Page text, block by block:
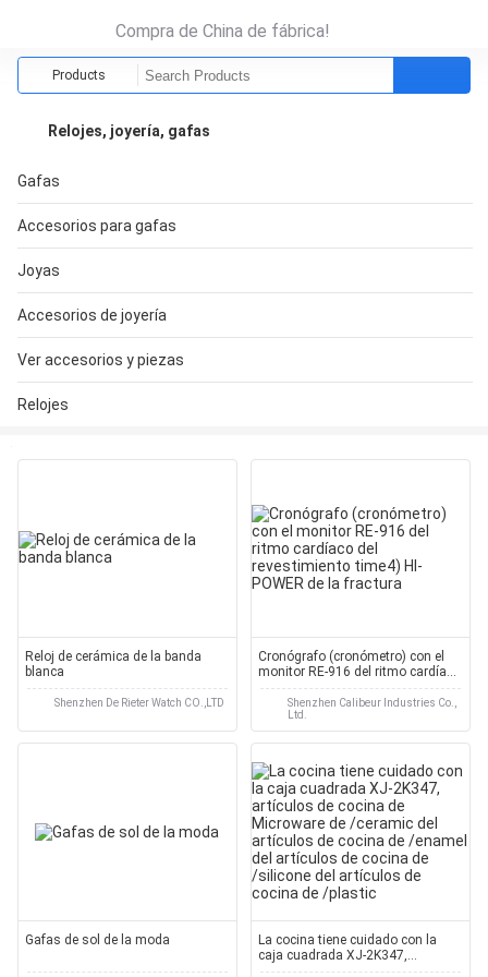
Compra de China de fábrica!
Products
Relojes, joyería, gafas
Gafas
Accesorios para gafas
Joyas
Accesorios de joyería
Ver accesorios y piezas
Relojes
Reloj de cerámica de la banda
blanca
Shenzhen De Rieter Watch CO.,LTD
Cronógrafo (cronómetro) con el
monitor RE-916 del ritmo cardíaco
del revestimiento time4) HI-
POWER de la fractura
Shenzhen Calibeur Industries Co.,
Ltd.
Gafas de sol de la moda
La cocina tiene cuidado con la
caja cuadrada XJ-2K347,
artículos de cocina de Microware